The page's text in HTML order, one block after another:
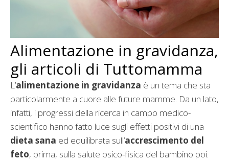
Alimentazione in gravidanza,
gli articoli di Tuttomamma
L’alimentazione in gravidanza è un tema che sta
particolarmente a cuore alle future mamme. Da un lato,
infatti, i progressi della ricerca in campo medico-
scientifico hanno fatto luce sugli effetti positivi di una
dieta sana ed equilibrata sull’accrescimento del
feto, prima, sulla salute psico-fisica del bambino poi.